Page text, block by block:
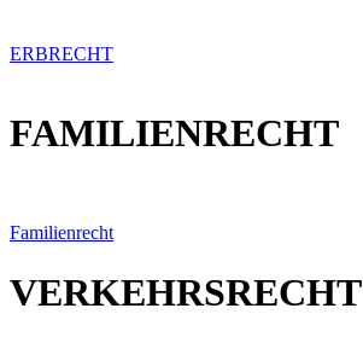
ERBRECHT
FAMILIENRECHT
Familienrecht
VERKEHRSRECHT